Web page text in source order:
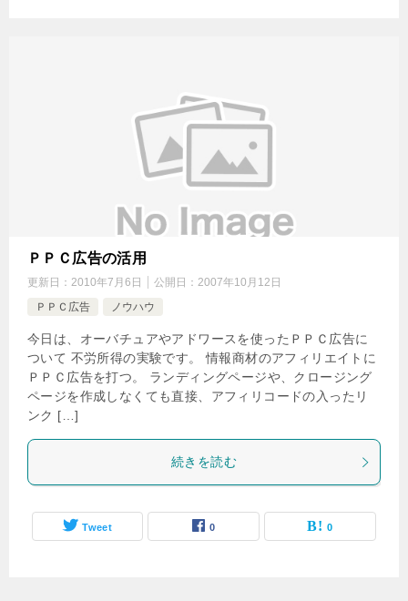
ＰＰＣ広告の活用
更新日： 2010年7月6日 公開日： 2007年10月12日
ＰＰＣ広告
ノウハウ
今日は、オーバチュアやアドワースを使ったＰＰＣ広告に
ついて 不労所得の実験です。 情報商材のアフィリエイトに
ＰＰＣ広告を打つ。 ランディングページや、クロージング
ページを作成しなくても直接、アフィリコードの入ったリ
ンク […]
続きを読む
Tweet 0 0